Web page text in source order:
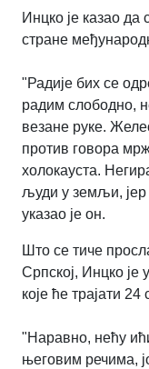
Инцко jе казао да
стране
"Радиjе бих се
радим слободно,
везане руке.
против говора
холокауста.
људи у земљи, jер
указао jе он.
Што се тиче
Српској, Инцко jе
коjе ће траjати 24
"Наравно, нећу
његовим речима,